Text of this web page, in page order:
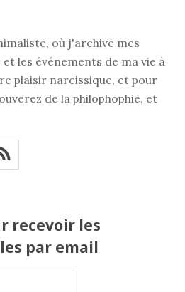
où j'archive mes
les événements de ma vie à
plaisir narcissique, et pour
de la philophophie, et
recevoir les
par email